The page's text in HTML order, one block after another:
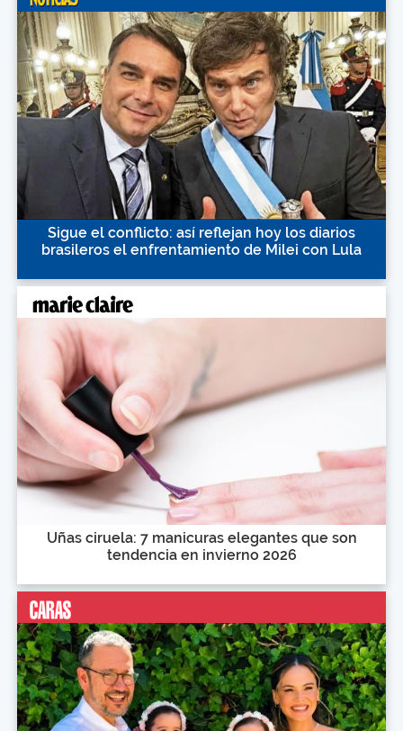
Sigue el conflicto: así reflejan hoy los diarios
brasileros el enfrentamiento de Milei con Lula
Uñas ciruela: 7 manicuras elegantes que son
tendencia en invierno 2026